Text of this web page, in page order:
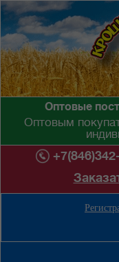
Оптовые
Оптовым